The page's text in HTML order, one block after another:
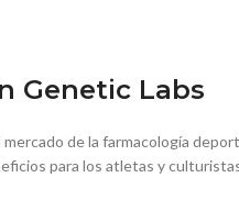
Genetic Labs
de la farmacología
para los atletas y